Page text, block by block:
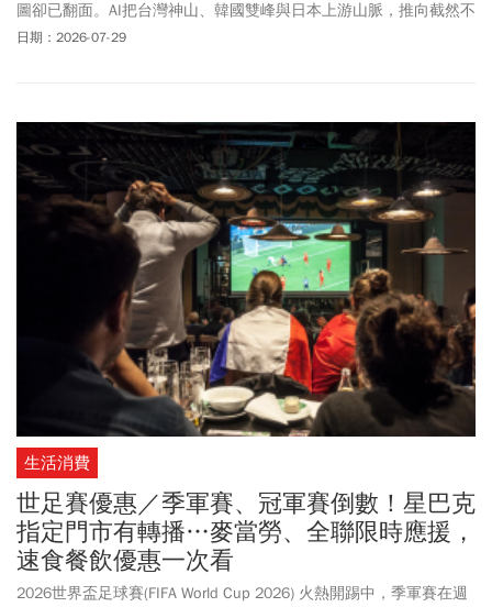
圖卻已翻面。AI把台灣神山、韓國雙峰與日本上游山脈，推向截然不
同的高度。
日期：2026-07-29
生活消費
世足賽優惠／季軍賽、冠軍賽倒數！星巴克
指定門市有轉播…麥當勞、全聯限時應援，
速食餐飲優惠一次看
2026世界盃足球賽(FIFA World Cup 2026) 火熱開踢中，季軍賽在週